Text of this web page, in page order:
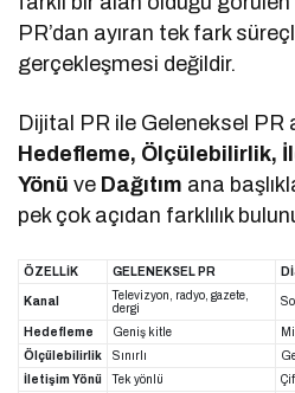
PR’dan ayıran tek fark
gerçekleşmesi değildir.
Dijital PR ile Geleneksel PR
Hedefleme, Ölçülebilirlik,
Yönüve Dağıtım ana
pek çok açıdan farklılık
ÖZELLİK GELENEKSEL PR
Kanal
Televizyon, radyo, gazete,
dergi
Hedefleme Geniş kitle
Ölçülebilirlik
Sınırlı
İletişim Yönü
Tek yönlü